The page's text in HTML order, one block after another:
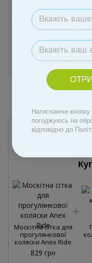
Увійтидля
Москітна сітка для
прогулянкової
коляски Anex Ride
829 грн
Натискаючи
погоджуюсь на
відповідно до